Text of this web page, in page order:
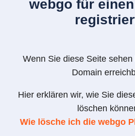
webgo für
Wenn Sie diese Seite
Domain
Hier erklären wir, wie Sie
löschen
Wie lösche ich die webgo